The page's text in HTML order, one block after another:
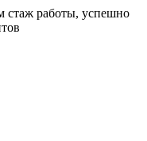
стаж работы, успешно